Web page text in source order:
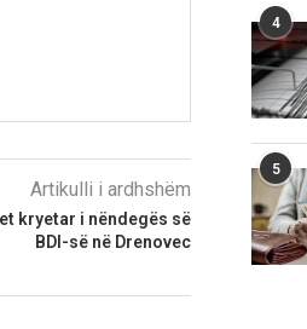
Artikulli i ardhshëm
kryetar i nëndegës së
BDI-së në Drenovec
4
5